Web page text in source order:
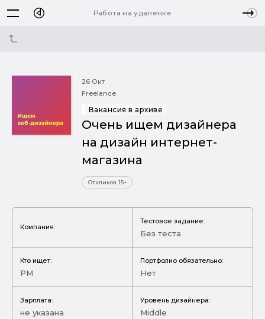
Работа на удаленке
26 Окт
Freelance
Вакансия в архиве
Очень ищем дизайнера
на дизайн интернет-
магазина
Откликов 15+
Компания:
Тестовое задание:
Без теста
Кто ищет:
PM
Портфолио обязательно:
Нет
Зарплата:
не указана
Уровень дизайнера:
Middle